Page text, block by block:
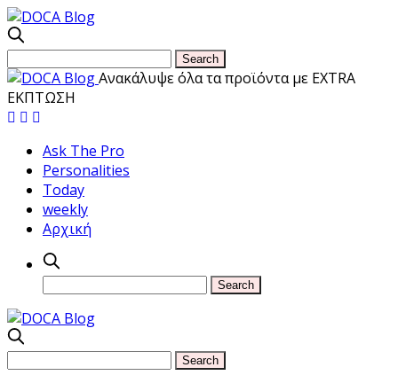
Ανακάλυψε όλα τα προϊόντα με EXTRA
ΕΚΠΤΩΣΗ
Ask The Pro
Personalities
Today
weekly
Αρχική